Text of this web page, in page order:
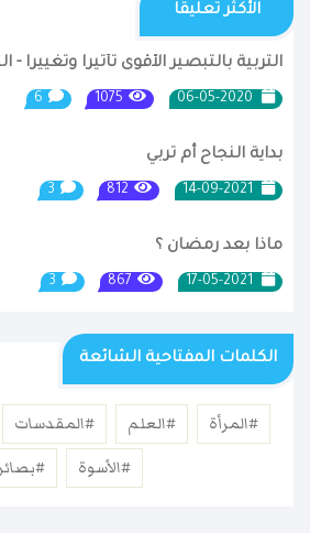
الأكثر تعليقا
التربية بالتبصير الأقوى تأثيرا وتغييرا -
1075
6
بداية النجاح أم تربي
812
3
ماذا بعد رمضان ؟
867
3
الكلمات المفتاحية الشائعة
#المرأة #العلم #المقدسات
#الأسوة
#بصائر